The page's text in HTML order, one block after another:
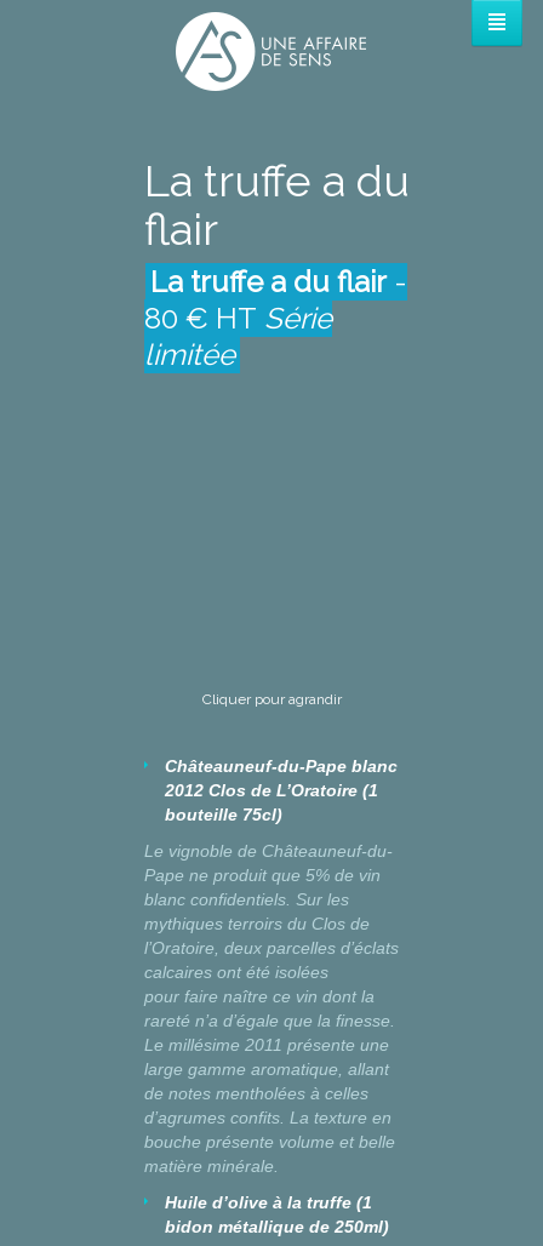
La truffe a du
flair
La truffe a du flair -
80 € HT Série
limitée
Cliquer pour agrandir
Châteauneuf-du-Pape blanc
2012 Clos de L’Oratoire (1
bouteille 75cl)
Le vignoble de Châteauneuf-du-
Pape ne produit que 5% de vin
blanc confidentiels. Sur les
mythiques terroirs du Clos de
l’Oratoire, deux parcelles d’éclats
calcaires ont été isolées
pour faire naître ce vin dont la
rareté n’a d’égale que la finesse.
Le millésime 2011 présente une
large gamme aromatique, allant
de notes mentholées à celles
d’agrumes confits. La texture en
bouche présente volume et belle
matière minérale.
Huile d’olive à la truffe (1
bidon métallique de 250ml)